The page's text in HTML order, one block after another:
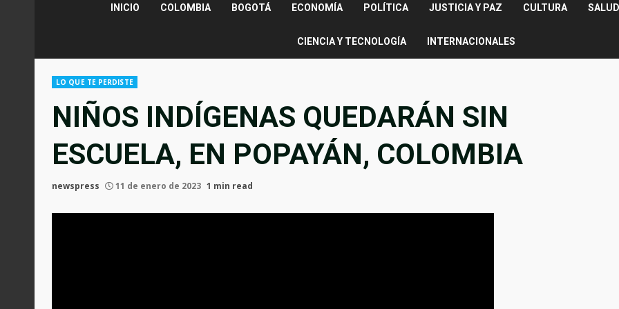
INICIO COLOMBIA BOGOTÁ ECONOMÍA POLÍTICA JUSTICIA Y PAZ CULTURA
CIENCIA Y TECNOLOGÍA INTERNACIONALES
LO QUE TE PERDISTE
NIÑOS INDÍGENAS QUEDARÁN SIN
ESCUELA, EN POPAYÁN, COLOMBIA
newspress 11 de enero de 2023 1 min read